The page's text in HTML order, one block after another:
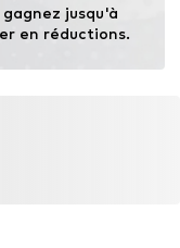
en réductions.